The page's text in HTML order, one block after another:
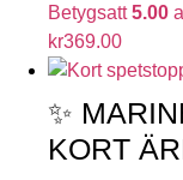
Betygsatt5.00
kr369.00
✨
KORT